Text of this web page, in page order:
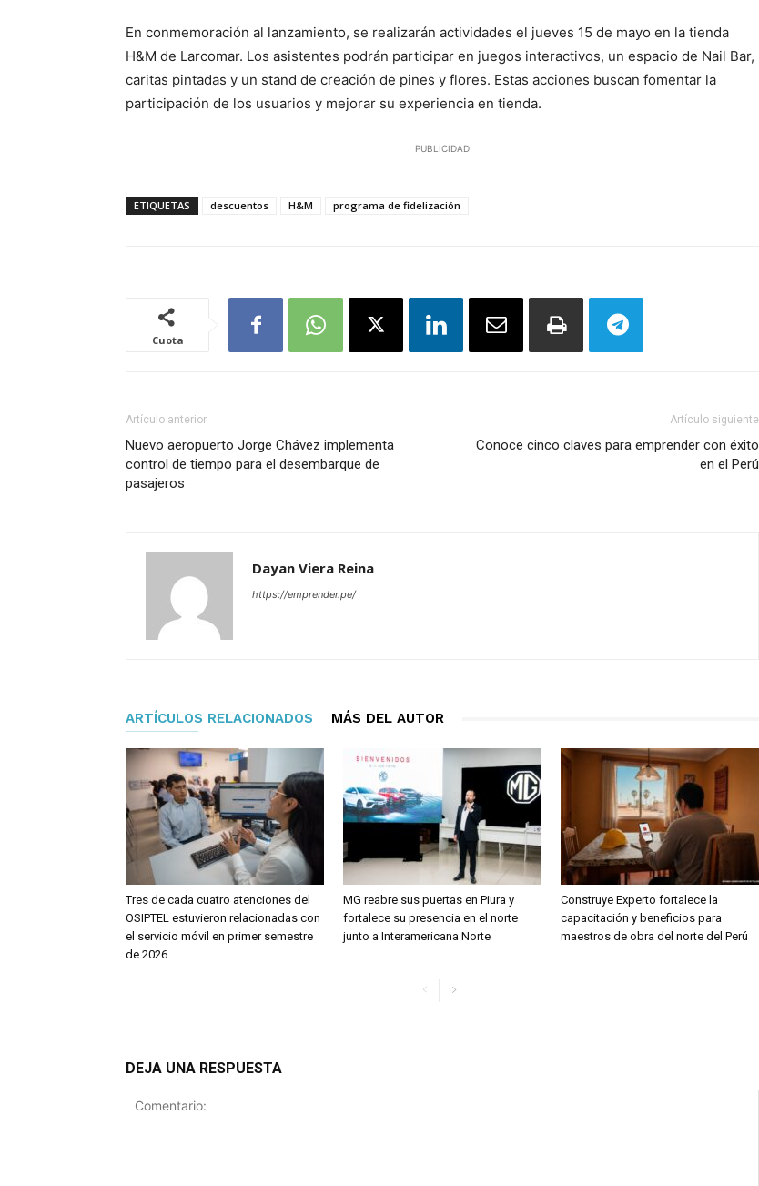
En conmemoración al lanzamiento, se realizarán actividades el jueves 15 de mayo en la tienda
H&M de Larcomar. Los asistentes podrán participar en juegos interactivos, un espacio de Nail Bar,
caritas pintadas y un stand de creación de pines y flores. Estas acciones buscan fomentar la
participación de los usuarios y mejorar su experiencia en tienda.
PUBLICIDAD
ETIQUETAS descuentos H&M programa de fidelización
Cuota
Artículo anterior
Nuevo aeropuerto Jorge Chávez implementa
control de tiempo para el desembarque de
pasajeros
Artículo siguiente
Conoce cinco claves para emprender con éxito
en el Perú
Dayan Viera Reina
https://emprender.pe/
ARTÍCULOS RELACIONADOS MÁS DEL AUTOR
Tres de cada cuatro atenciones del
OSIPTEL estuvieron relacionadas con
el servicio móvil en primer semestre
de 2026
MG reabre sus puertas en Piura y
fortalece su presencia en el norte
junto a Interamericana Norte
Construye Experto fortalece la
capacitación y beneficios para
maestros de obra del norte del Perú
DEJA UNA RESPUESTA